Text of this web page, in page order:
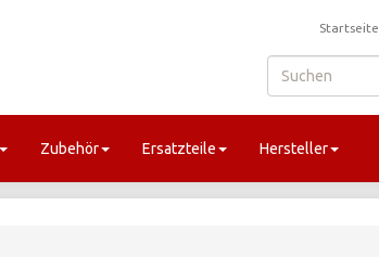
Startseite
Zubehör Ersatzteile Hersteller